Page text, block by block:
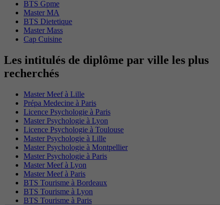
BTS Gpme
Master MA
BTS Dietetique
Master Mass
Cap Cuisine
Les intitulés de diplôme par ville les plus
recherchés
Master Meef à Lille
Prépa Medecine à Paris
Licence Psychologie à Paris
Master Psychologie à Lyon
Licence Psychologie à Toulouse
Master Psychologie à Lille
Master Psychologie à Montpellier
Master Psychologie à Paris
Master Meef à Lyon
Master Meef à Paris
BTS Tourisme à Bordeaux
BTS Tourisme à Lyon
BTS Tourisme à Paris